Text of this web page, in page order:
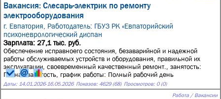
Вакансия: Слесарь-электрик по ремонту
электрооборудования
г. Евпатория, Работодатель: ГБУЗ РК «Евпаторийский
психоневрологический диспан
Зарплата: 27,1 тыс. руб.
Обеспечение исправноего состояния, безаварийной и надежной
работы обслуживаемых устройств и оборудования, правильной их
эксплуатации, своевременный качественный ремонт., занятость:
Полная занятость, график работы: Полный рабочий день
Даты: 14.01.2026-16.05.2026 Показов: 4629 (68) Просмотров: 0 (0)
Работа / Вакансии